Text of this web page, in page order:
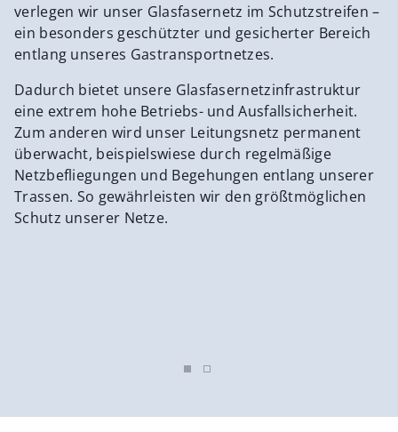
Durch die extrem hohe Betriebs- und
Ausfallsicherheit unserer Infrastruktur ist
terra-fiber
für Carrier und Telekommunikationsunternehmen,
Netzbetreiber, Energieversorger, öffentliche
Einrichtungen und Behörden, Rechenzentren sowie
Forschungseinrichtungen und Universitäten eine
ideale Lösung.
öffentliche Hand, welche eine ständige, sichere und
belastbare Datenverbindung zwischen zwei
Standorten benötigen.
Jetzt Termin
vereinbaren
terra-connect
bietet einen hochsicheren
Internetzugang mit nahezu unbegrenzter Kapazität
und Bandbreite nach Wahl.
verlegen wir unser Glasfasernetz im Schutzstreifen –
ein besonders geschützter und gesicherter Bereich
entlang unseres Gastransportnetzes.
Dadurch bietet unsere Glasfasernetzinfrastruktur
eine extrem hohe Betriebs- und Ausfallsicherheit.
Zum anderen wird unser Leitungsnetz permanent
überwacht, beispielswiese durch regelmäßige
Netzbefliegungen und Begehungen entlang unserer
Trassen. So gewährleisten wir den größtmöglichen
Schutz unserer Netze.